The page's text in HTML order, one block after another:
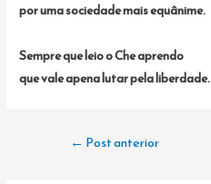
por uma sociedade mais equânime.
Sempre que leio o Che aprendo
que vale apena lutar pela liberdade.
Navegação
← Post anterior